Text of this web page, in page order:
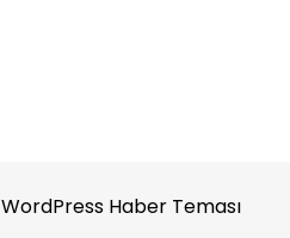
WordPress Haber Teması